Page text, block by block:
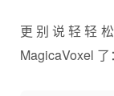
更别说轻轻
MagicaVoxel 了：